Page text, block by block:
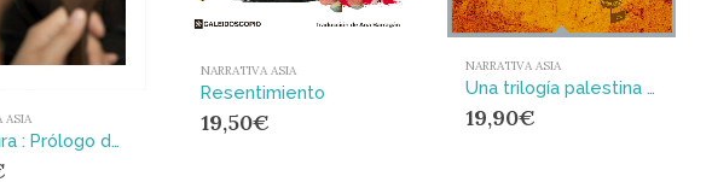
ASIA
Tamayura : Prólogo de Tana Oshima
NARRATIVA ASIA
Resentimiento
19,50€
NARRATIVA ASIA
Una trilogía palestina : Hombres en el sol; Lo que os queda; Um Saad
19,90€